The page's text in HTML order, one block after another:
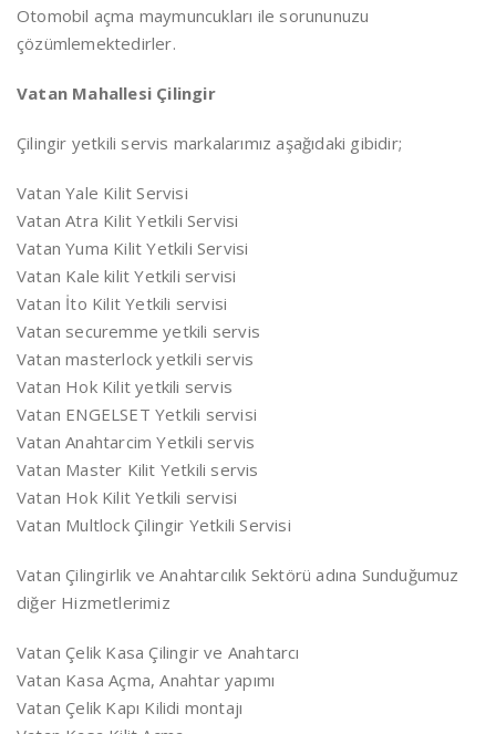
Otomobil açma maymuncukları ile sorununuzu
çözümlemektedirler.
Vatan Mahallesi Çilingir
Çilingir yetkili servis markalarımız aşağıdaki gibidir;
Vatan Yale Kilit Servisi
Vatan Atra Kilit Yetkili Servisi
Vatan Yuma Kilit Yetkili Servisi
Vatan Kale kilit Yetkili servisi
Vatan İto Kilit Yetkili servisi
Vatan securemme yetkili servis
Vatan masterlock yetkili servis
Vatan Hok Kilit yetkili servis
Vatan ENGELSET Yetkili servisi
Vatan Anahtarcim Yetkili servis
Vatan Master Kilit Yetkili servis
Vatan Hok Kilit Yetkili servisi
Vatan Multlock Çilingir Yetkili Servisi
Vatan Çilingirlik ve Anahtarcılık Sektörü adına Sunduğumuz
diğer Hizmetlerimiz
Vatan Çelik Kasa Çilingir ve Anahtarcı
Vatan Kasa Açma, Anahtar yapımı
Vatan Çelik Kapı Kilidi montajı